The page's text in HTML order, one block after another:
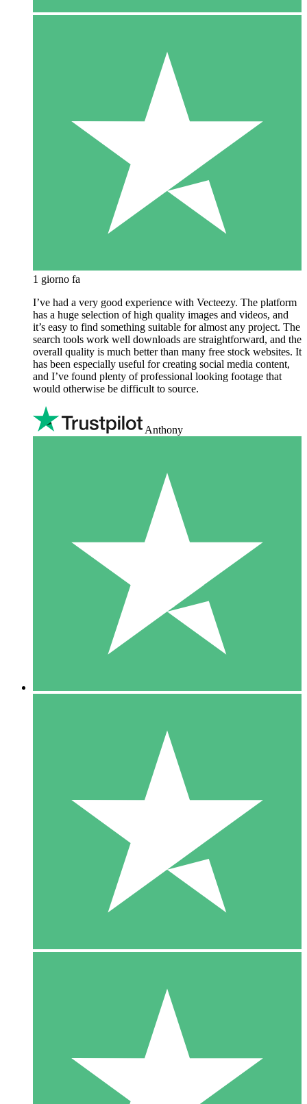
1 giorno fa
I’ve had a very good experience with Vecteezy. The platform
has a huge selection of high quality images and videos, and
it’s easy to find something suitable for almost any project. The
search tools work well downloads are straightforward, and the
overall quality is much better than many free stock websites. It
has been especially useful for creating social media content,
and I’ve found plenty of professional looking footage that
would otherwise be difficult to source.
Anthony